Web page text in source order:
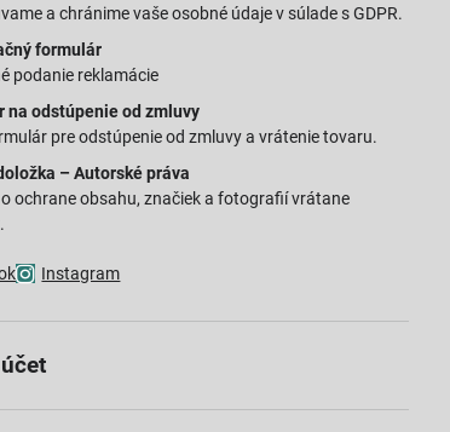
a chránime vaše osobné údaje v súlade s GDPR.
formulár
podanie reklamácie
na odstúpenie od zmluvy
pre odstúpenie od zmluvy a vrátenie tovaru.
– Autorské práva
ochrane obsahu, značiek a fotografií vrátane
Instagram